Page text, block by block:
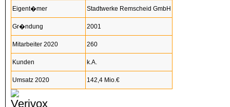
Eigent�mer Stadtwerke Remscheid GmbH
Gr�ndung 2001
Mitarbeiter 2020 260
Kunden k.A.
Umsatz 2020 142,4 Mio.€